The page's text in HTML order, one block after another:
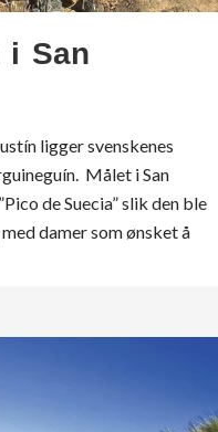
i San
ligger svenskenes
Målet i San
de Suecia” slik den ble
damer som ønsket å